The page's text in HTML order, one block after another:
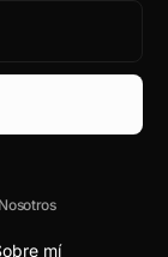
Nosotros
mí